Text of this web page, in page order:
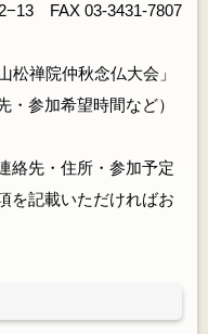
FAX 03-3431-7807
禅院仲秋念仏大会」
・参加希望時間など）
絡先・住所・参加予定
を記載いただければお